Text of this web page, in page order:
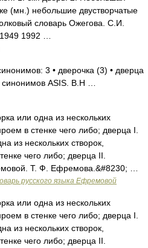
(мн.) небольшие двустворчатые
словарь Ожегова. С.И.
1992 …
3 • дверочка (3) • дверца
ASIS. В.Н …
или одна из нескольких
в стенке чего либо; дверца I.
из нескольких створок,
чего либо; дверца II.
Т. Ф. Ефремова.&#8230; …
русского языка Ефремовой
или одна из нескольких
в стенке чего либо; дверца I.
из нескольких створок,
чего либо; дверца II.